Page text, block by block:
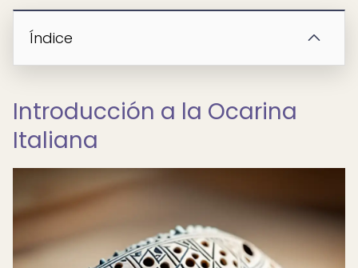
Índice
Introducción a la Ocarina
Italiana